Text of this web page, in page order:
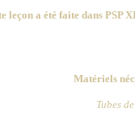
leçon a été faite dans PSP
Matériels
Tubes de